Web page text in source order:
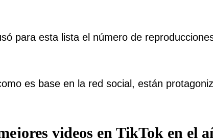
para esta lista el número de
es base en la red social, están
videos en TikTok en el